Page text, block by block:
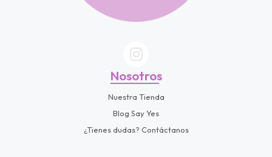
Nosotros
Nuestra Tienda
Blog Say Yes
¿Tienes dudas? Contáctanos